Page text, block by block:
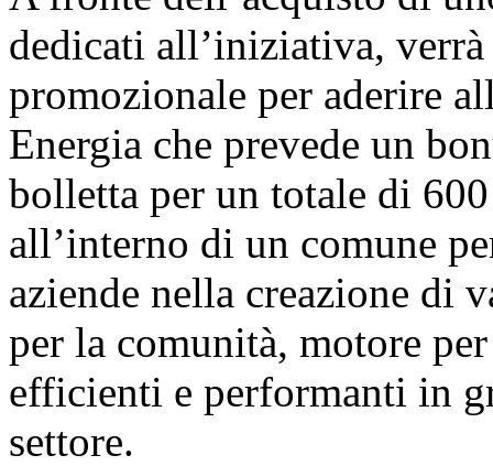
dedicati all’iniziativa,
promozionale per aderire
Energia che prevede un
bolletta per un totale di
all’interno di un comune
aziende nella creazione di
per la comunità, motore
efficienti e performanti in
settore.